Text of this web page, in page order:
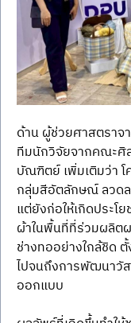
ด้าน ผู้ช่วยศาสตรา
ทีมนักวิจัยจากคณะศิ
บัณฑิตย์ เพิ่มเติมว่า
กลุ่มสีอัตลักษณ์ ลวด
แต่ยังก่อให้เกิดประโ
ผ้าในพื้นที่ที่ร่วมผลิต
ช่างทออย่างใกล้ชิด
ไปจนถึงการพัฒนาวัส
ออกแบบ